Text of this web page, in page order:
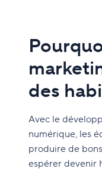
des
Avec le
numérique, les
produire de
espérer devenir